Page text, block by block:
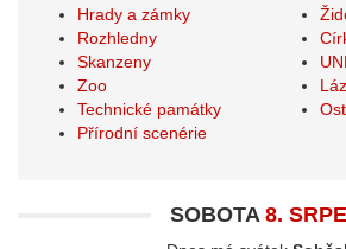
Hrady a zámky
Rozhledny
Skanzeny
Zoo
Technické památky
Přírodní scenérie
SOBOTA 8.